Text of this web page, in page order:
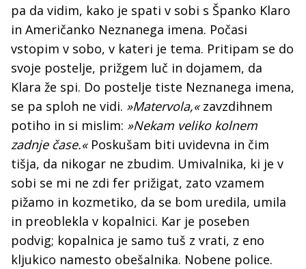
pa da vidim, kako je spati v sobi s Španko Klaro
in Američanko Neznanega imena. Počasi
vstopim v sobo, v kateri je tema. Pritipam se do
svoje postelje, prižgem luč in dojamem, da
Klara že spi. Do postelje tiste Neznanega imena,
se pa sploh ne vidi. »Matervola,«zavzdihnem
potiho in si mislim: »Nekam veliko kolnem
zadnje čase.«Poskušam biti uvidevna in čim
tišja, da nikogar ne zbudim. Umivalnika, ki je v
sobi se mi ne zdi fer prižigat, zato vzamem
pižamo in kozmetiko, da se bom uredila, umila
in preoblekla v kopalnici. Kar je poseben
podvig; kopalnica je samo tuš z vrati, z eno
kljukico namesto obešalnika. Nobene police.